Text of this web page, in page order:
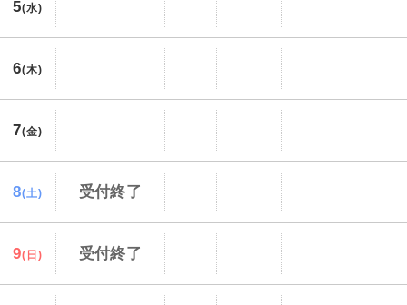
5(水)
6(木)
7(金)
8(土) 受付終了
9(日) 受付終了